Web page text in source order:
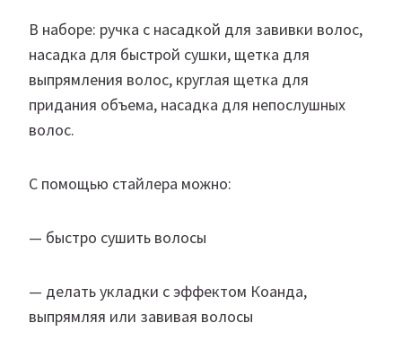
В наборе: ручка с насадкой для завивки волос,
насадка для быстрой сушки, щетка для
выпрямления волос, круглая щетка для
придания объема, насадка для непослушных
волос.
С помощью стайлера можно:
— быстро сушить волосы
— делать укладки с эффектом Коанда,
выпрямляя или завивая волосы